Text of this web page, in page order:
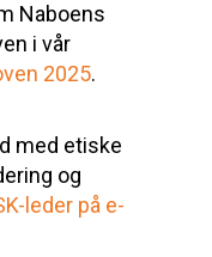
Naboens
i vår
2025.
med etiske
og
leder på e-